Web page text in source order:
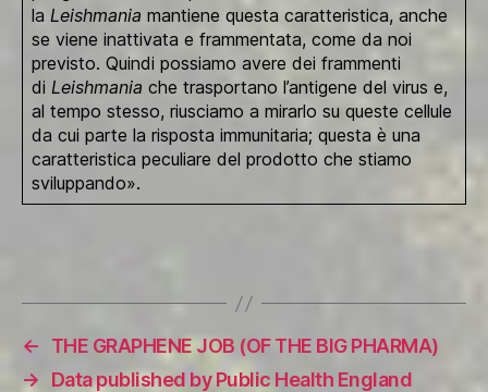
la Leishmania mantiene questa caratteristica, anche
se viene inattivata e frammentata, come da noi
previsto. Quindi possiamo avere dei frammenti
di Leishmania che trasportano l’antigene del virus e,
al tempo stesso, riusciamo a mirarlo su queste cellule
da cui parte la risposta immunitaria; questa è una
caratteristica peculiare del prodotto che stiamo
sviluppando».
←
THE GRAPHENE JOB (OF THE BIG PHARMA)
→
Data published by Public Health England